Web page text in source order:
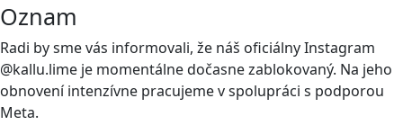
Oznam
Radi by sme vás informovali, že náš oficiálny Instagram
@kallu.lime je momentálne dočasne zablokovaný. Na jeho
obnovení intenzívne pracujeme v spolupráci s podporou
Meta.